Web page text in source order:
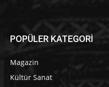
POPÜLER KATEGORİ
Magazin
Kültür Sanat